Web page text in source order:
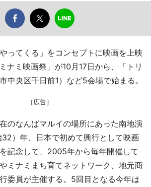
ってくる」をコンセプトに映画を上映
ナミ映画祭」が10月17日から、「トリ
中央区千日前1）など5会場で始まる。
［広告］
のなんばマルイの場所にあった南地演
）年、日本で初めて興行として映画
記念して、2005年から毎年開催して
ミナミまち育てネットワーク、地元商
委員が主催する。5回目となる今年は